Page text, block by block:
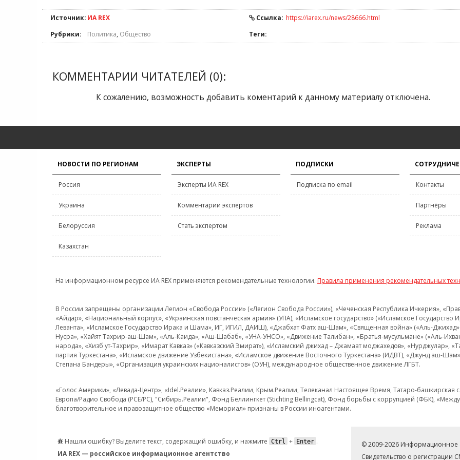
Источник: ИА REX Ссылка: https://iarex.ru/news/28666.html
Рубрики:
Политика, Общество Теги:
КОММЕНТАРИИ ЧИТАТЕЛЕЙ (0):
К сожалению, возможность добавить коментарий к данному материалу отключена.
НОВОСТИ ПО РЕГИОНАМ
Россия
Украина
Белоруссия
Казахстан
ЭКСПЕРТЫ
Эксперты ИА REX
Комментарии экспертов
Стать экспертом
ПОДПИСКИ
Подписка по email Контакты
Партнёры
Реклама
На информационном ресурсе ИА REX применяются рекомендательные технологии. Правила применения рекомендательных
В России запрещены организации Легион «Свобода России» («Легион Свобода России»), «Чеченская Республика Ичкерия»,
«Айдар», «Национальный корпус», «Украинская повстанческая армия» (УПА), «Исламское государство» («Исламское
Леванта», «Исламское Государство Ирака и Шама», ИГ, ИГИЛ, ДАИШ), «Джабхат Фатх аш-Шам», «Священная война» («Аль-Джихад»
Нусра», «Хайят Тахрир-аш-Шам», «Аль-Каида», «Аш-Шабаб», «УНА-УНСО», «Движение Талибан», «Братья-мусульмане» («Аль-
народа», «Хизб ут-Тахрир», «Имарат Кавказ» («Кавказский Эмират»), «Исламский джихад – Джамаат моджахедов», «Нурджулар»,
партия Туркестана», «Исламское движение Узбекистана», «Исламское движение Восточного Туркестана» (ИДВТ), «Джунд аш-
Степана Бандеры», «Организация украинских националистов» (ОУН), международное общественное движение ЛГБТ.
«Голос Америки», «Левада-Центр», «Idel.Реалии», Кавказ.Реалии, Крым.Реалии, Телеканал Настоящее Время, Татаро-
Европа/Радио Свобода (PCE/PC), "Сибирь.Реалии", Фонд Беллингкет (Stichting Bellingcat), Фонд борьбы с коррупцией (ФБК),
благотворительное и правозащитное общество «Мемориал» признаны в России иноагентами.
Нашли ошибку? Выделите текст, содержащий ошибку, и нажмите Ctrl + Enter .
ИА REX — российское информационное агентство
© 2009-2026 Информационное
Свидетельство о